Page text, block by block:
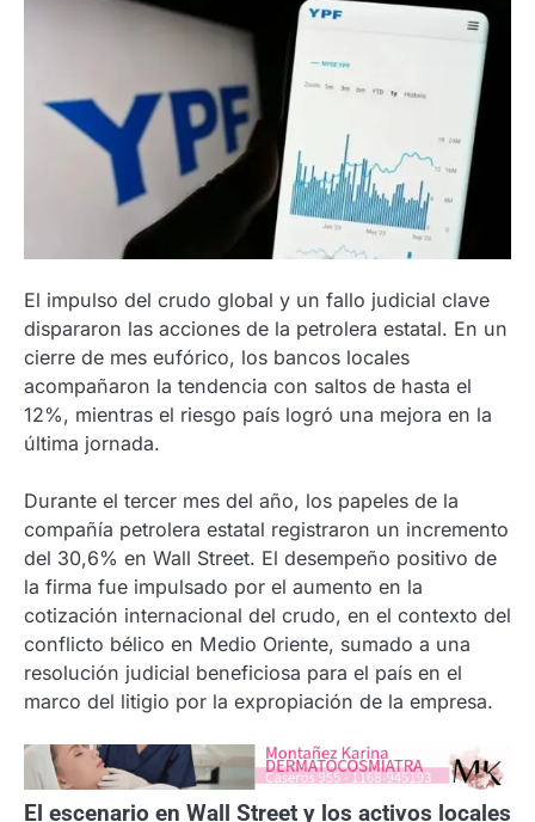
El impulso del crudo global y un fallo judicial clave
dispararon las acciones de la petrolera estatal. En un
cierre de mes eufórico, los bancos locales
acompañaron la tendencia con saltos de hasta el
12%, mientras el riesgo país logró una mejora en la
última jornada.
Durante el tercer mes del año, los papeles de la
compañía petrolera estatal registraron un incremento
del 30,6% en Wall Street. El desempeño positivo de
la firma fue impulsado por el aumento en la
cotización internacional del crudo, en el contexto del
conflicto bélico en Medio Oriente, sumado a una
resolución judicial beneficiosa para el país en el
marco del litigio por la expropiación de la empresa.
El escenario en Wall Street y los activos locales